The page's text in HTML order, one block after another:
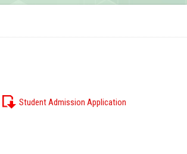
Student Admission Application